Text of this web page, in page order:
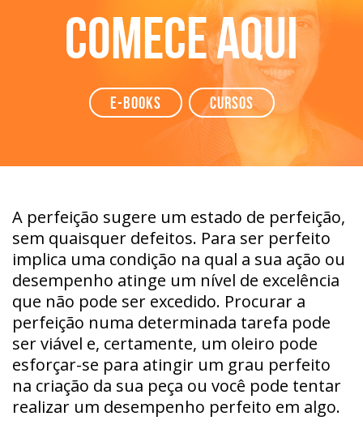
Comece aqui
e-books Cursos
A perfeição sugere um estado de perfeição,
sem quaisquer defeitos. Para ser perfeito
implica uma condição na qual a sua ação ou
desempenho atinge um nível de excelência
que não pode ser excedido. Procurar a
perfeição numa determinada tarefa pode
ser viável e, certamente, um oleiro pode
esforçar-se para atingir um grau perfeito
na criação da sua peça ou você pode tentar
realizar um desempenho perfeito em algo.